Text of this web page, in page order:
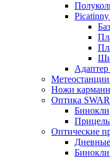
Ножи
Оптика
Бинокли
Оптические